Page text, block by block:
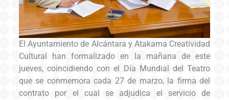
El Ayuntamiento de Alcántara y Atakama Creatividad
Cultural han formalizado en la mañana de este
jueves, coincidiendo con el Día Mundial del Teatro
que se conmemora cada 27 de marzo, la firma del
contrato por el cual se adjudica el servicio de